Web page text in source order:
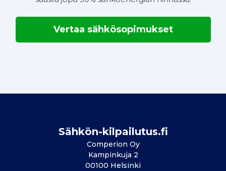
Vertaa sähkösopimukset
Sähkön-kilpailutus.fi
Comperion Oy
Kampinkuja 2
00100 Helsinki